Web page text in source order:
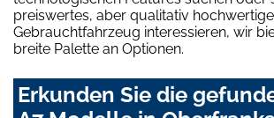
preiswertes, aber qualitativ
Gebrauchtfahrzeug interessieren, wir
breite Palette an Optionen.
Erkunden Sie die